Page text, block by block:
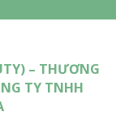
– THƯƠNG
TY TNHH